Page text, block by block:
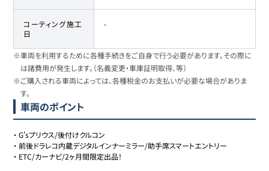
コーティング施工
日
-
※車両を利用するために各種手続きをご自身で行う必要があります。その際に
は諸費用が発生します。（名義変更・車庫証明取得、等）
※ご購入される車両によっては、各種税金のお支払いが必要な場合がありま
す。
車両のポイント
・G'sプリウス/後付けクルコン
・前後ドラレコ内蔵デジタルインナーミラー/助手席スマートエントリー
・ ETC/カーナビ/2ヶ月間限定出品！